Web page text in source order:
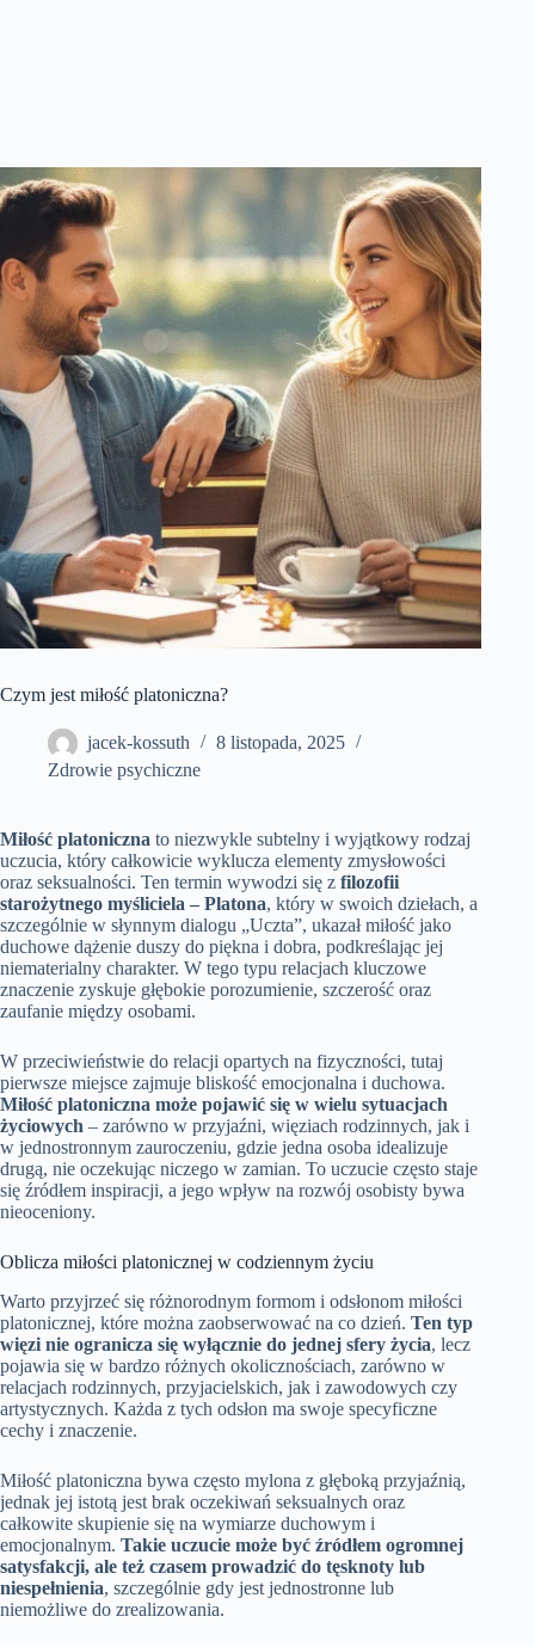
Czym jest miłość platoniczna?
jacek-kossuth
8 listopada, 2025
Zdrowie psychiczne
Miłość platoniczna to niezwykle subtelny i wyjątkowy rodzaj
uczucia, który całkowicie wyklucza elementy zmysłowości
oraz seksualności. Ten termin wywodzi się z filozofii
starożytnego myśliciela – Platona, który w swoich dziełach, a
szczególnie w słynnym dialogu „Uczta”, ukazał miłość jako
duchowe dążenie duszy do piękna i dobra, podkreślając jej
niematerialny charakter. W tego typu relacjach kluczowe
znaczenie zyskuje głębokie porozumienie, szczerość oraz
zaufanie między osobami.
W przeciwieństwie do relacji opartych na fizyczności, tutaj
pierwsze miejsce zajmuje bliskość emocjonalna i duchowa.
Miłość platoniczna może pojawić się w wielu sytuacjach
życiowych – zarówno w przyjaźni, więziach rodzinnych, jak i
w jednostronnym zauroczeniu, gdzie jedna osoba idealizuje
drugą, nie oczekując niczego w zamian. To uczucie często staje
się źródłem inspiracji, a jego wpływ na rozwój osobisty bywa
nieoceniony.
Oblicza miłości platonicznej w codziennym życiu
Warto przyjrzeć się różnorodnym formom i odsłonom miłości
platonicznej, które można zaobserwować na co dzień. Ten typ
więzi nie ogranicza się wyłącznie do jednej sfery życia, lecz
pojawia się w bardzo różnych okolicznościach, zarówno w
relacjach rodzinnych, przyjacielskich, jak i zawodowych czy
artystycznych. Każda z tych odsłon ma swoje specyficzne
cechy i znaczenie.
Miłość platoniczna bywa często mylona z głęboką przyjaźnią,
jednak jej istotą jest brak oczekiwań seksualnych oraz
całkowite skupienie się na wymiarze duchowym i
emocjonalnym. Takie uczucie może być źródłem ogromnej
satysfakcji, ale też czasem prowadzić do tęsknoty lub
niespełnienia, szczególnie gdy jest jednostronne lub
niemożliwe do zrealizowania.